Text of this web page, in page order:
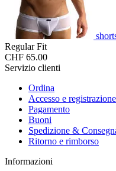
Regular Fit
CHF 65.00
Servizio clienti
Ordina
Accesso e registrazione
Pagamento
Buoni
Spedizione &
Ritorno e rimborso
Informazioni